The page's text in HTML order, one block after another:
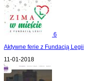
6
Aktywne ferie z Fundacją Legii
11-01-2018